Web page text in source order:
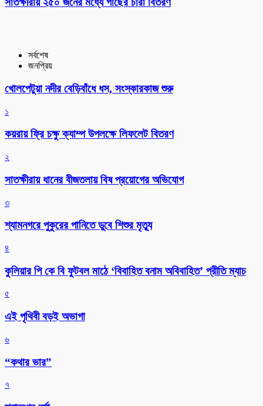
সর্বশেষ
জনপ্রিয়
খোলপেটুয়া নদীর বেড়িবাঁধে ধস, সংস্কারকাজ শুরু
১
কয়রায় ফ্রি চক্ষু ক্যাম্প উপলক্ষে লিফলেট বিতরণ
২
সাতক্ষীরায় ধানের বীজতলায় বিষ প্রয়োগের অভিযোগ
৩
শ্যামনগরে পুকুরের পানিতে ডুবে শিশুর মৃত্যু
৪
কুলিয়ার পি কে বি ফুটবল মাঠে ‘বিবাহিত বনাম অবিবাহিত’ প্রীতি ম্যাচ
৫
এই পৃথিবী বড়ই অভাগা
৬
“কথার ভার”
৭